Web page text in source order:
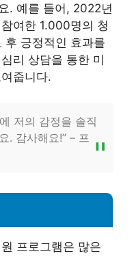
. 예를 들어, 2022년
여한 1.000명의 청
후 긍정적인 효과를
리 상담을 통한 미
줍니다.
저의 감정을 솔직
. 감사해요!” – 프
프로그램은 많은